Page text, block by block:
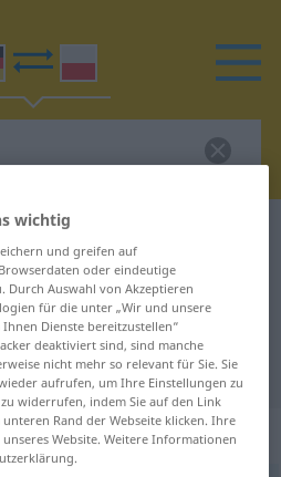
Übersetzung für
Übersetzung
wichtig
und greifen auf
oder eindeutige
Durch Auswahl von Akzeptieren
für die unter „Wir und unsere
Dienste bereitzustellen“
deaktiviert sind, sind manche
nicht mehr so relevant für Sie. Sie
aufrufen, um Ihre Einstellungen zu
widerrufen, indem Sie auf den Link
Rand der Webseite klicken. Ihre
Website. Weitere Informationen